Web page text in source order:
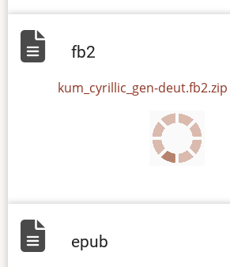
fb2
kum_cyrillic_gen-deut.fb2.zip
epub